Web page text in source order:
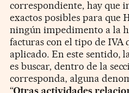
correspondiente, hay que
exactos posibles para que
ningún impedimento a la
facturas con el tipo de IVA
aplicado. En este sentido,
es buscar, dentro de la
corresponda, alguna
“Otras actividades